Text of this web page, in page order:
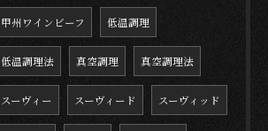
甲州ワインビーフ 低温調理
低温調理法 真空調理 真空調理法
スーヴィー スーヴィード スーヴィッド